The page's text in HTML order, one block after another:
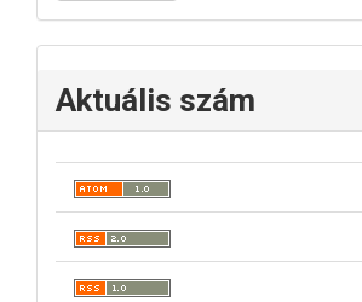
Aktuális szám